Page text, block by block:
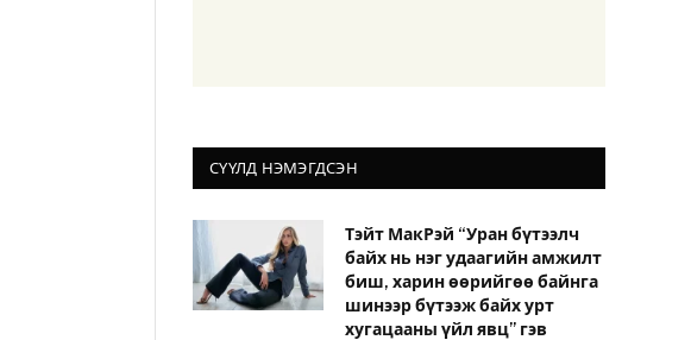
СҮҮЛД НЭМЭГДСЭН
Тэйт МакРэй “Уран бүтээлч
байх нь нэг удаагийн амжилт
биш, харин өөрийгөө байнга
шинээр бүтээж байх урт
хугацааны үйл явц” гэв